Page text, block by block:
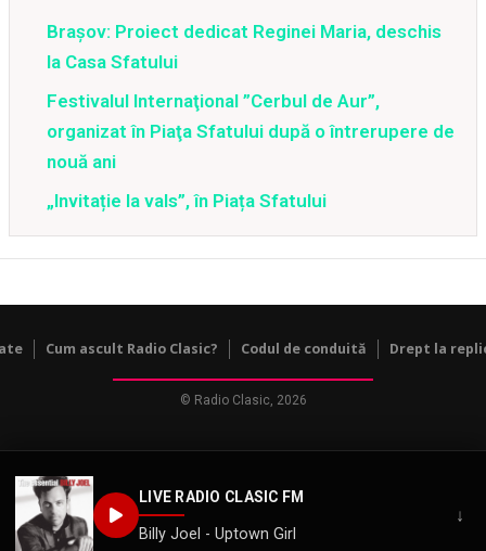
LIVE RADIO CLASIC FM
Billy Joel - Uptown Girl
↓
Braşov: Proiect dedicat Reginei Maria, deschis
la Casa Sfatului
Festivalul Internaţional ”Cerbul de Aur”,
organizat în Piaţa Sfatului după o întrerupere de
nouă ani
„Invitație la vals”, în Piața Sfatului
Cum ascult Radio Clasic? Codul de conduită Drept la
© Radio Clasic, 2026